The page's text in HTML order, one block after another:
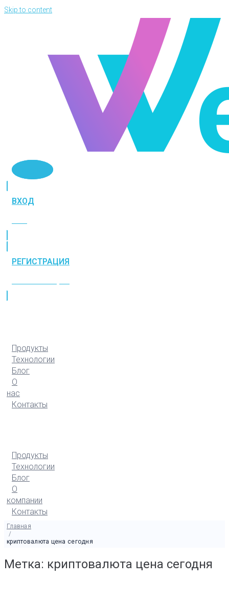
Skip to content
ВХОД
РЕГИСТРАЦИЯ
Продукты
Технологии
Блог
О
нас
Контакты
Продукты
Технологии
Блог
О
компании
Контакты
Главная
/
криптовалюта цена сегодня
Метка: криптовалюта цена сегодня